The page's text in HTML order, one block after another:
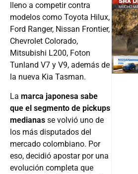
lleno a competir contra
modelos como Toyota Hilux,
Ford Ranger, Nissan Frontier,
Chevrolet Colorado,
Mitsubishi L200, Foton
Tunland V7 y V9, además de
la nueva Kia Tasman.
La marca japonesa sabe
que el segmento de pickups
medianas se volvió uno de
los más disputados del
mercado colombiano. Por
eso, decidió apostar por una
evolución completa que